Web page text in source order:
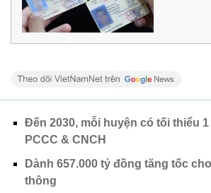
Đến 2030, mỗi huyện có tối thiểu
PCCC & CNCH
Dành 657.000 tỷ đồng tăng tốc
thông